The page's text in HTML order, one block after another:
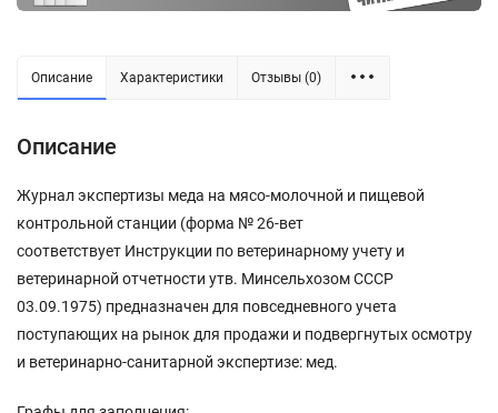
Описание Характеристики Отзывы (0)
Описание
Журнал экспертизы меда на мясо-молочной и пищевой
контрольной станции (форма № 26-вет
соответствует Инструкции по ветеринарному учету и
ветеринарной отчетности утв. Минсельхозом СССР
03.09.1975) предназначен для повседневного учета
поступающих на рынок для продажи и подвергнутых осмотру
и ветеринарно-санитарной экспертизе: мед.